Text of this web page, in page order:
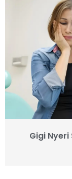
Gigi Nyeri